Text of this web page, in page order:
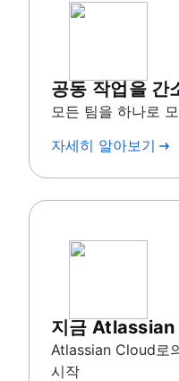
공동 작업을 간
모든 팀을 하나로
자세히 알아보기
지금 Atlassian
Atlassian Cloud로
시작